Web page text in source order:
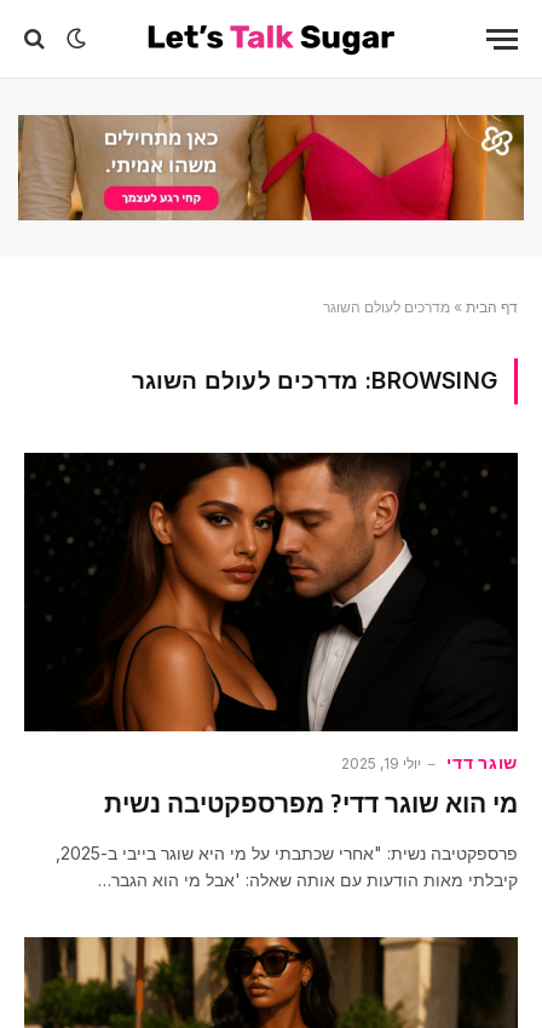
דף הבית » מדרכים לעולם השוגר
BROWSING: מדרכים לעולם השוגר
שוגר דדי יולי 19, 2025
מי הוא שוגר דדי? מפרספקטיבה נשית
קיבלתי מאות הודעות עם אותה שאלה: 'אבל מי הוא הגבר…